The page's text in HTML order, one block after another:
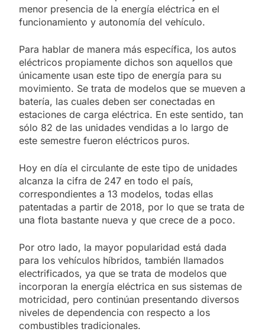
menor presencia de la energía eléctrica en el
funcionamiento y autonomía del vehículo.
Para hablar de manera más específica, los autos
eléctricos propiamente dichos son aquellos que
únicamente usan este tipo de energía para su
movimiento. Se trata de modelos que se mueven a
batería, las cuales deben ser conectadas en
estaciones de carga eléctrica. En este sentido, tan
sólo 82 de las unidades vendidas a lo largo de
este semestre fueron eléctricos puros.
Hoy en día el circulante de este tipo de unidades
alcanza la cifra de 247 en todo el país,
correspondientes a 13 modelos, todas ellas
patentadas a partir de 2018, por lo que se trata de
una flota bastante nueva y que crece de a poco.
Por otro lado, la mayor popularidad está dada
para los vehículos híbridos, también llamados
electrificados, ya que se trata de modelos que
incorporan la energía eléctrica en sus sistemas de
motricidad, pero continúan presentando diversos
niveles de dependencia con respecto a los
combustibles tradicionales.